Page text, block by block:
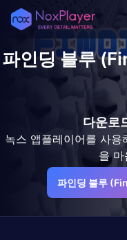
파인딩 블루
다운로
녹스 앱플레이어를 사
을
파인딩 블루